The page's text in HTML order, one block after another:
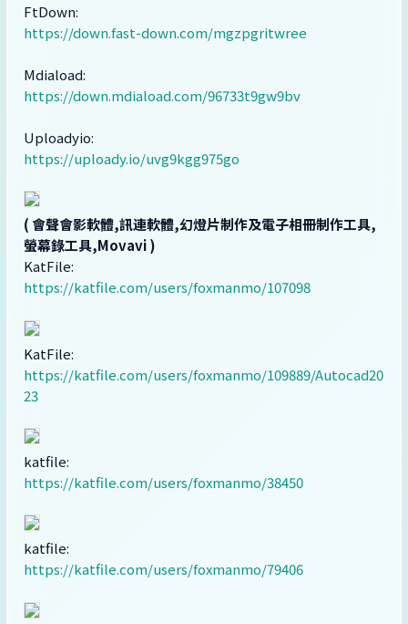
FtDown:
https://down.fast-down.com/mgzpgritwree
Mdiaload:
https://down.mdiaload.com/96733t9gw9bv
Uploadyio:
https://uploady.io/uvg9kgg975go
( 會聲會影軟體,訊連軟體,幻燈片制作及電子相冊制作工具,
螢幕錄工具,Movavi )
KatFile:
https://katfile.com/users/foxmanmo/107098
KatFile:
https://katfile.com/users/foxmanmo/109889/Autocad20
23
katfile:
https://katfile.com/users/foxmanmo/38450
katfile:
https://katfile.com/users/foxmanmo/79406